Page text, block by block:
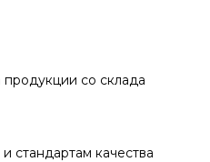
продукции со склада
стандартам качества